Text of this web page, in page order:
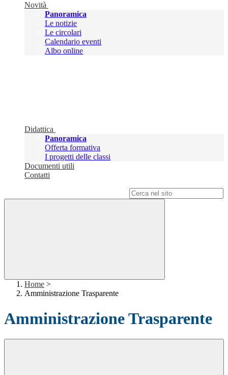
Novità
Panoramica
Le notizie
Le circolari
Calendario eventi
Albo online
Didattica
Panoramica
Offerta formativa
I progetti delle classi
Documenti utili
Contatti
Home >
Amministrazione Trasparente
Amministrazione Trasparente